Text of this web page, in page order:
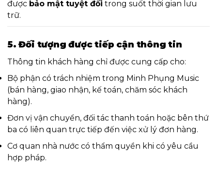
được bảo mật tuyệt đối trong suốt thời gian lưu
trữ.
5. Đối tượng được tiếp cận thông tin
Thông tin khách hàng chỉ được cung cấp cho:
Bộ phận có trách nhiệm trong Minh Phụng Music
(bán hàng, giao nhận, kế toán, chăm sóc khách
hàng).
Đơn vị vận chuyển, đối tác thanh toán hoặc bên thứ
ba có liên quan trực tiếp đến việc xử lý đơn hàng.
Cơ quan nhà nước có thẩm quyền khi có yêu cầu
hợp pháp.